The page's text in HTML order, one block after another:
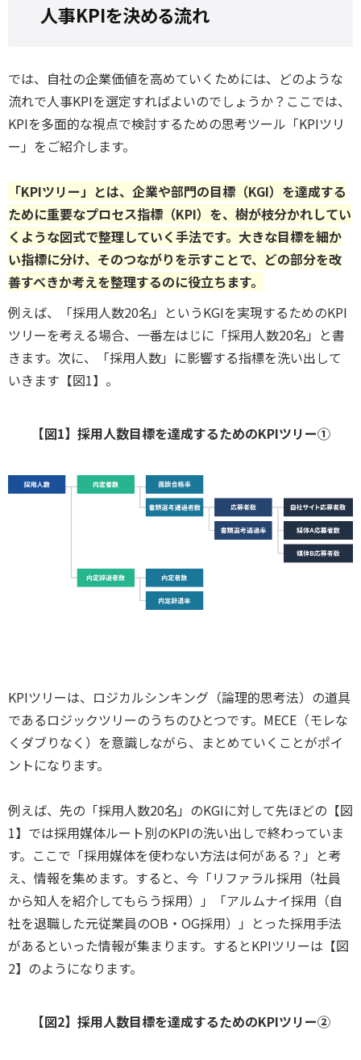
人事KPIを決める流れ
では、自社の企業価値を高めていくためには、どのような
流れで人事KPIを選定すればよいのでしょうか？ここでは、
KPIを多面的な視点で検討するための思考ツール「KPIツリ
ー」をご紹介します。
「KPIツリー」とは、企業や部門の目標（KGI）を達成する
ために重要なプロセス指標（KPI）を、樹が枝分かれしてい
くような図式で整理していく手法です。大きな目標を細か
い指標に分け、そのつながりを示すことで、どの部分を改
善すべきか考えを整理するのに役立ちます。
例えば、「採用人数20名」というKGIを実現するためのKPI
ツリーを考える場合、一番左はじに「採用人数20名」と書
きます。次に、「採用人数」に影響する指標を洗い出して
いきます【図1】。
【図1】採用人数目標を達成するためのKPIツリー①
KPIツリーは、ロジカルシンキング（論理的思考法）の道具
であるロジックツリーのうちのひとつです。MECE（モレな
くダブりなく）を意識しながら、まとめていくことがポイ
ントになります。
例えば、先の「採用人数20名」のKGIに対して先ほどの【図
1】では採用媒体ルート別のKPIの洗い出しで終わっていま
す。ここで「採用媒体を使わない方法は何がある？」と考
え、情報を集めます。すると、今「リファラル採用（社員
から知人を紹介してもらう採用）」「アルムナイ採用（自
社を退職した元従業員のOB・OG採用）」とった採用手法
があるといった情報が集まります。するとKPIツリーは【図
2】のようになります。
【図2】採用人数目標を達成するためのKPIツリー②